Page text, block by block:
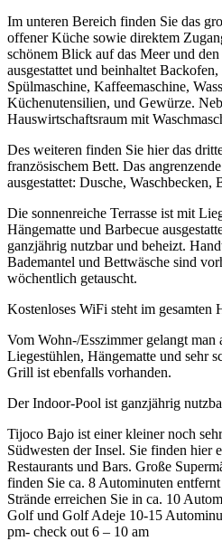
Im unteren Bereich finden Sie das
offener Küche sowie direktem
schönem Blick auf das Meer und
ausgestattet und beinhaltet
Spülmaschine, Kaffeemaschine,
Küchenutensilien, und Gewürze.
Hauswirtschaftsraum mit
Des weiteren finden Sie hier das
französischem Bett. Das
ausgestattet: Dusche,
Die sonnenreiche Terrasse ist mit
Hängematte und Barbecue
ganzjährig nutzbar und beheizt.
Bademantel und Bettwäsche sind
wöchentlich getauscht.
Kostenloses WiFi steht im gesamten
Vom Wohn-/Esszimmer gelangt man
Liegestühlen, Hängematte und sehr
Grill ist ebenfalls vorhanden.
Der Indoor-Pool ist ganzjährig
Tijoco Bajo ist einer kleiner noch
Südwesten der Insel. Sie finden hier
Restaurants und Bars. Große
finden Sie ca. 8 Autominuten
Strände erreichen Sie in ca. 10
Golf und Golf Adeje 10-15
pm- check out 6 – 10 am